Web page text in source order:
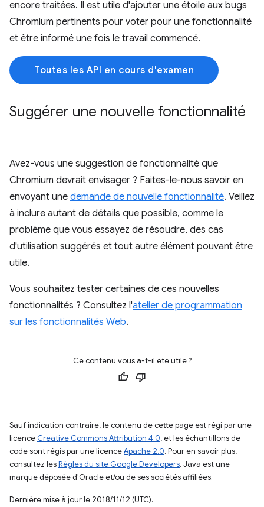
encore traitées. Il est utile d'ajouter une étoile aux bugs
Chromium pertinents pour voter pour une fonctionnalité
et être informé une fois le travail commencé.
Toutes les API en cours d'examen
Suggérer une nouvelle fonctionnalité
Avez-vous une suggestion de fonctionnalité que
Chromium devrait envisager ? Faites-le-nous savoir en
envoyant une demande de nouvelle fonctionnalité. Veillez
à inclure autant de détails que possible, comme le
problème que vous essayez de résoudre, des cas
d'utilisation suggérés et tout autre élément pouvant être
utile.
Vous souhaitez tester certaines de ces nouvelles
fonctionnalités ? Consultez l'atelier de programmation
sur les fonctionnalités Web.
Ce contenu vous a-t-il été utile ?
Sauf indication contraire, le contenu de cette page est régi par une
licence Creative Commons Attribution 4.0, et les échantillons de
code sont régis par une licenceApache 2.0. Pour en savoir plus,
consultez lesRègles du site Google Developers. Java est une
marque déposée d'Oracle et/ou de ses sociétés affiliées.
Dernière mise à jour le 2018/11/12 (UTC).